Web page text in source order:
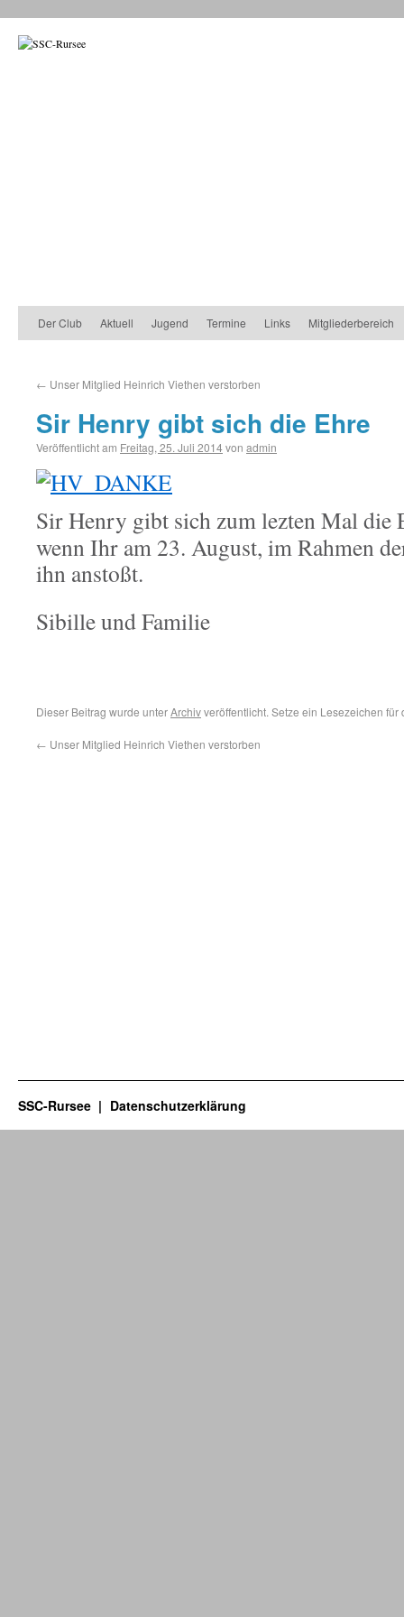
Der Club Aktuell Jugend Termine Links Mitgliederbereich
← Unser Mitglied Heinrich Viethen verstorben
Sir Henry gibt sich die Ehre
Veröffentlicht am Freitag, 25. Juli 2014von admin
Sir Henry gibt sich zum lezten Mal die
wenn Ihr am 23. August, im Rahmen
ihn anstoßt.
Sibille und Familie
Dieser Beitrag wurde unterArchivveröffentlicht. Setze ein Lesezeichen für
← Unser Mitglied Heinrich Viethen verstorben
SSC-Rursee Datenschutzerklärung